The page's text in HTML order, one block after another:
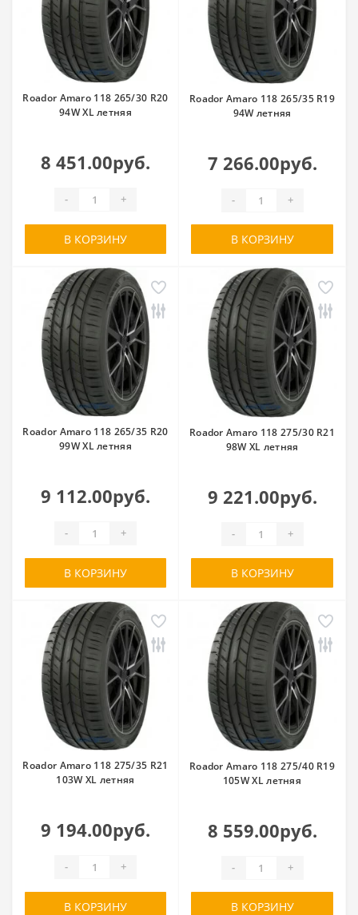
Roador Amaro 118 265/30 R20
94W XL летняя
8 451.00руб.
- +
В КОРЗИНУ
Roador Amaro 118 265/35 R19
94W летняя
7 266.00руб.
- +
В КОРЗИНУ
Roador Amaro 118 265/35 R20
99W XL летняя
9 112.00руб.
- +
В КОРЗИНУ
Roador Amaro 118 275/30 R21
98W XL летняя
9 221.00руб.
- +
В КОРЗИНУ
Roador Amaro 118 275/35 R21
103W XL летняя
9 194.00руб.
- +
В КОРЗИНУ
Roador Amaro 118 275/40 R19
105W XL летняя
8 559.00руб.
- +
В КОРЗИНУ